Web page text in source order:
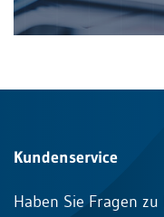
Kundenservice
Haben Sie Fragen